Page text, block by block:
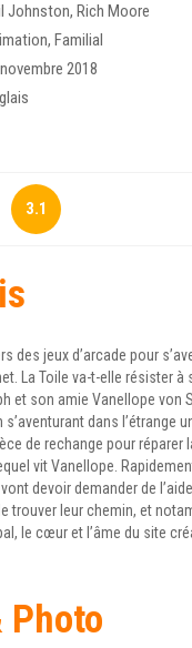
Johnston, Rich Moore
, Familial
2018
3.1
des jeux d’arcade pour
La Toile va-t-elle résister
et son amie Vanellope von
dans l’étrange
de rechange pour réparer
vit Vanellope.
devoir demander de
trouver leur chemin, et
le cœur et l’âme du site
Photo